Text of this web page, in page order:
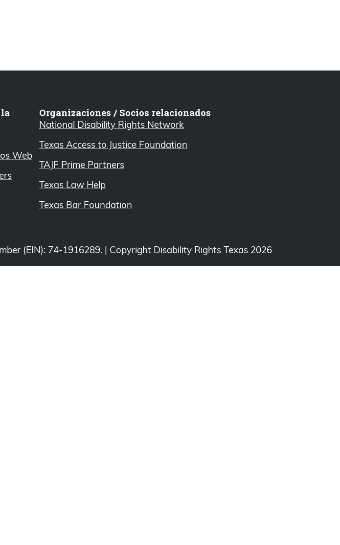
Web
Organizaciones / Socios relacionados
National Disability Rights Network
Texas Access to Justice Foundation
TAJF Prime Partners
Texas Law Help
Texas Bar Foundation
(EIN): 74-1916289. | Copyright Disability Rights Texas 2026